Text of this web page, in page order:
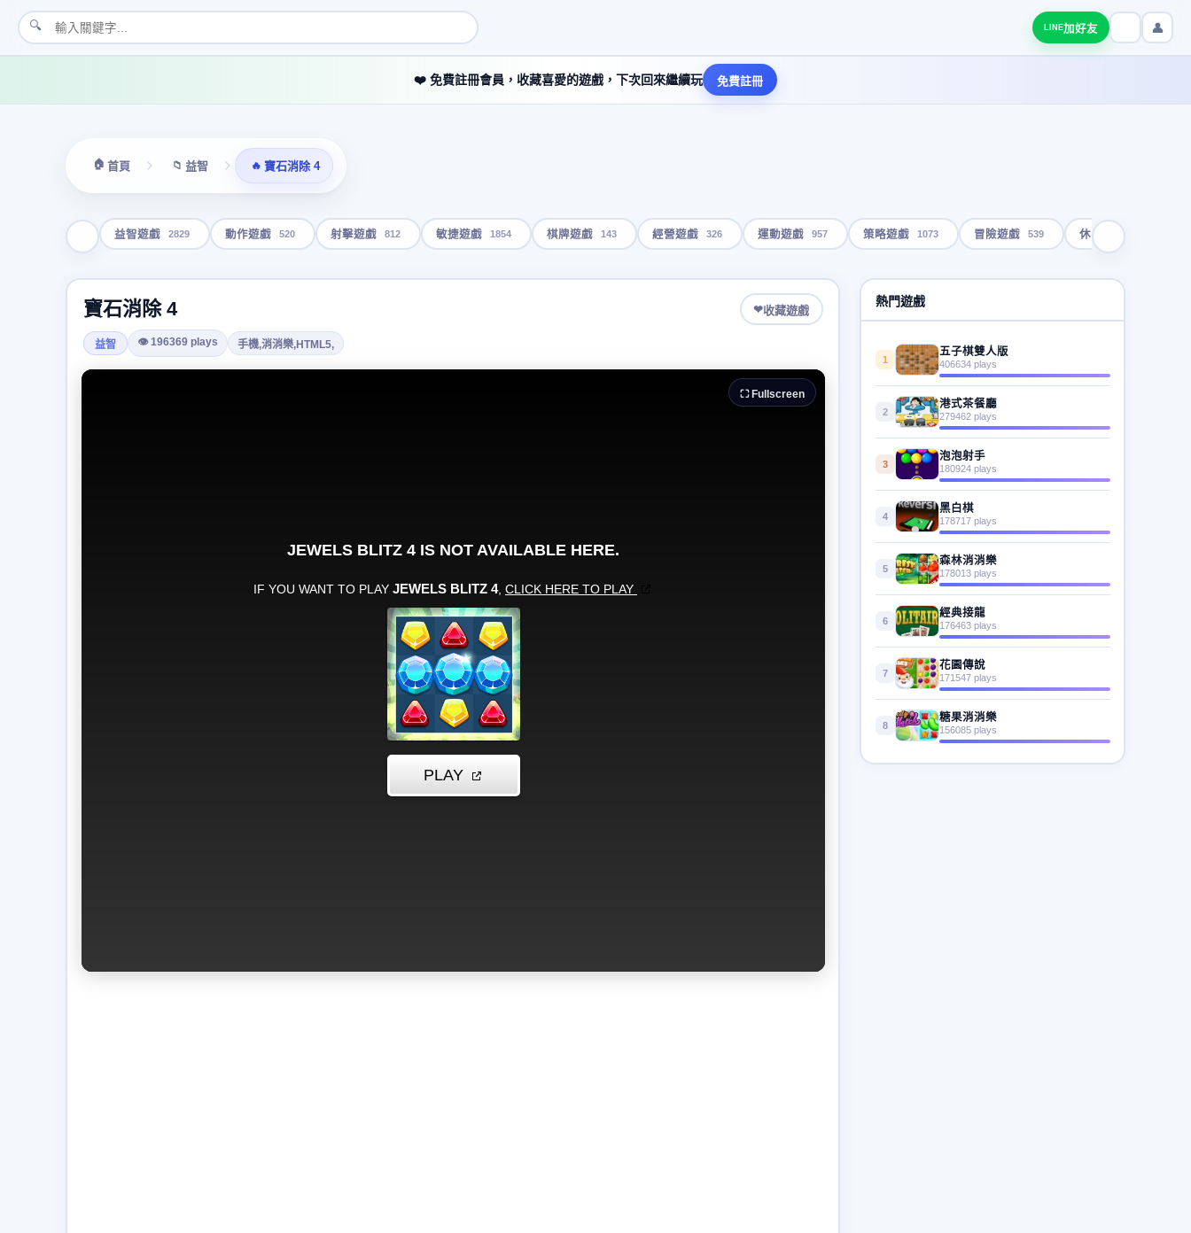
🔍 LINE加好友 👤
❤️ 免費註冊會員，收藏喜愛的遊戲，下次回來繼續玩 免費註冊
🏠 首頁 📁 益智 🔥 寶石消除 4
益智遊戲 2829 動作遊戲 520 射擊遊戲 812 敏捷遊戲 1854 棋牌遊戲 143 經營遊戲 326 運動遊戲 957 策略遊戲 1073 冒險遊戲 539 休閒遊戲
寶石消除 4 ❤收藏遊戲
益智 👁 196369 plays 手機,消消樂,HTML5,
⛶ Fullscreen
熱門遊戲
1
五子棋雙人版
406634 plays
2
港式茶餐廳
279462 plays
3
泡泡射手
180924 plays
4
黑白棋
178717 plays
5
森林消消樂
178013 plays
6
經典接龍
176463 plays
7
花園傳說
171547 plays
8
糖果消消樂
156085 plays